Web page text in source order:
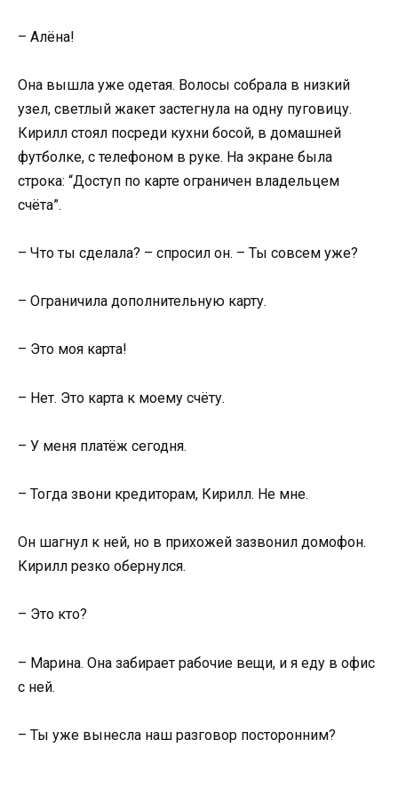
– Алёна!
Она вышла уже одетая. Волосы собрала в низкий
узел, светлый жакет застегнула на одну пуговицу.
Кирилл стоял посреди кухни босой, в домашней
футболке, с телефоном в руке. На экране была
строка: “Доступ по карте ограничен владельцем
счёта”.
– Что ты сделала? – спросил он. – Ты совсем уже?
– Ограничила дополнительную карту.
– Это моя карта!
– Нет. Это карта к моему счёту.
– У меня платёж сегодня.
– Тогда звони кредиторам, Кирилл. Не мне.
Он шагнул к ней, но в прихожей зазвонил домофон.
Кирилл резко обернулся.
– Это кто?
– Марина. Она забирает рабочие вещи, и я еду в офис
с ней.
– Ты уже вынесла наш разговор посторонним?